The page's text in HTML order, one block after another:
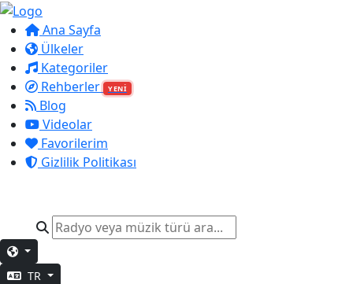
Ana Sayfa
Ülkeler
Kategoriler
Rehberler
YENİ
Blog
Videolar
Favorilerim
Gizlilik Politikası
TR